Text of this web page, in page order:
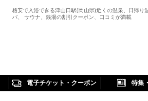
格安で入浴できる津山口駅(岡山県)近くの温泉、日帰り
パ、 サウナ、銭湯の割引クーポン、口コミが満載
電子チケット・クーポン 特集